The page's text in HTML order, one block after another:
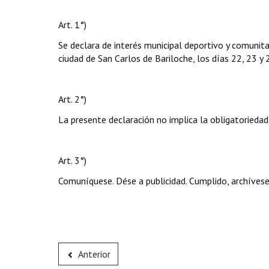
Art. 1°)
Se declara de interés municipal deportivo y
ciudad de San Carlos de Bariloche, los días 22, 23
Art. 2°)
La presente declaración no implica la
Art. 3°)
Comuníquese. Dése a publicidad. Cumplido,
Anterior